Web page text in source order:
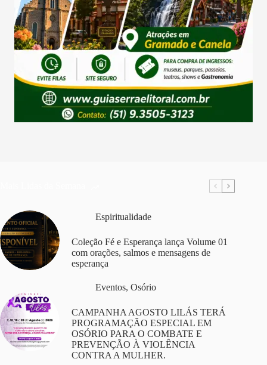
Espiritualidade
Coleção Fé e Esperança lança Volume 01
com orações, salmos e mensagens de
esperança
Eventos, Osório
CAMPANHA AGOSTO LILÁS TERÁ
PROGRAMAÇÃO ESPECIAL EM
OSÓRIO PARA O COMBATE E
PREVENÇÃO À VIOLÊNCIA
CONTRA A MULHER.